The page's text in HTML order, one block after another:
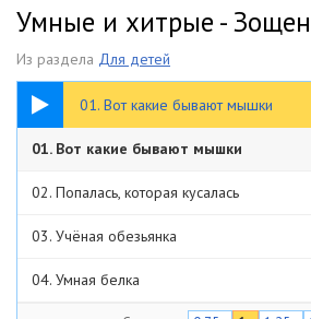
Умные и хитрые -
Из раздела Для детей
01. Вот какие бывают мышки
02:20
01. Вот какие бывают мышки
02. Попалась, которая кусалась
03. Учёная обезьянка
04. Умная белка